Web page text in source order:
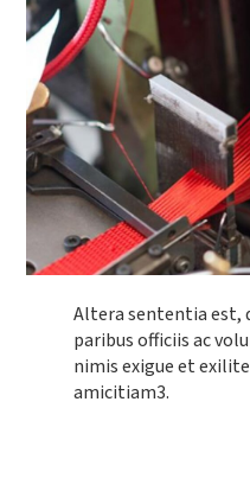
Altera sententia est,
paribus officiis ac
nimis exigue et
amicitiam3.